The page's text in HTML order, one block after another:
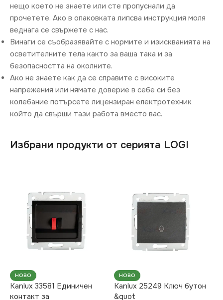
нещо което не знаете или сте пропуснали да
прочетете. Ако в опаковката липсва инструкция моля
веднага се свържете с нас.
Винаги се съобразявайте с нормите и изискванията на
осветителните тела както за ваша така и за
безопасността на околните.
Ако не знаете как да се справите с високите
напрежения или нямате доверие в себе си без
колебание потърсете лицензиран електротехник
който да свърши тази работа вместо вас.
Избрани продукти от серията LOGI
НОВО
Kanlux 33581 Единичен
контакт за
НОВО
Kanlux 25249 Ключ бутон
&quot